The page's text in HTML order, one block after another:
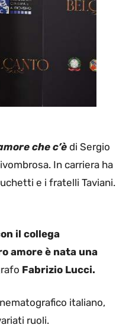
che c’è di Sergio
In carriera ha
e i fratelli Taviani.
il collega
amore è nata una
Fabrizio Lucci.
italiano,
ruoli.